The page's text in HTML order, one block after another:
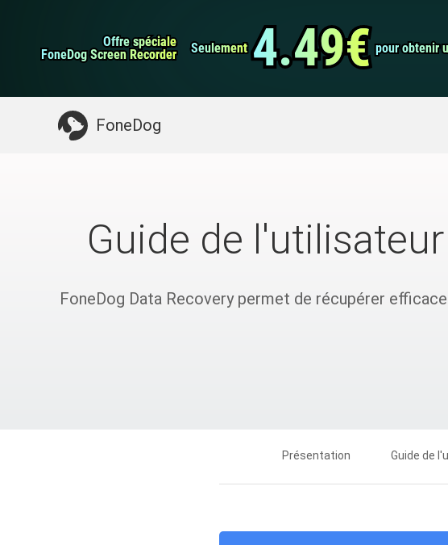
Offre spéciale
Offre spéciale
FoneDog Screen Recorder
FoneDog Screen Recorder Seulement
Seulement 4.49€
4.49€ pour obtenir
pour obtenir
FoneDog
Nettoyeur d'iPhone
données Android
Quelque chose dont vous pourriez avoir besoin:
Guide de
FoneDog Data Recovery permet de récupérer
Présentation Guide de